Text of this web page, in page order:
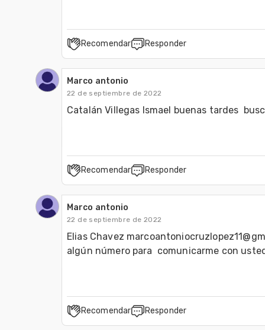
Recomendar Responder
Marco antonio
22 de septiembre de 2022
Catalán Villegas Ismael buenas tardes
Recomendar Responder
Marco antonio
22 de septiembre de 2022
Elias Chavez
algún número para  comunicarme con
Recomendar Responder